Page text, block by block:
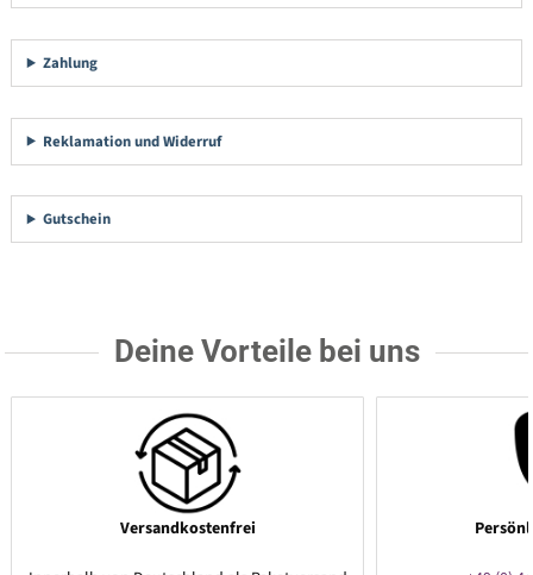
Zahlung
Reklamation und Widerruf
Gutschein
Deine Vorteile bei uns
Versandkostenfrei